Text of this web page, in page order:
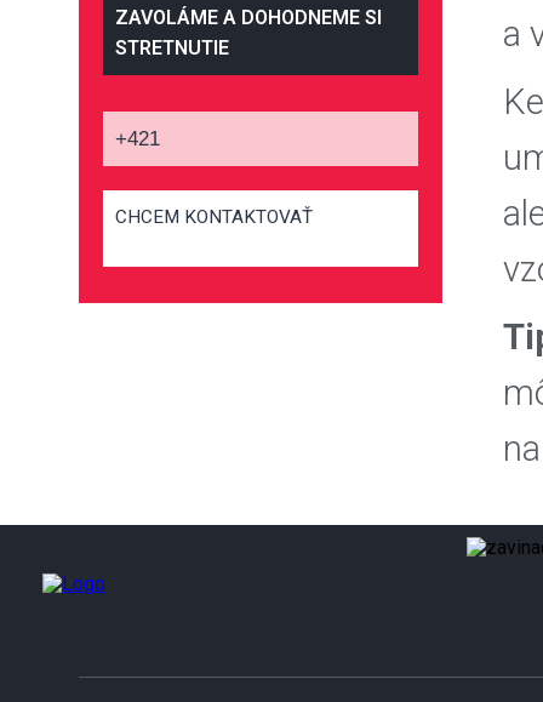
ZAVOLÁME A DOHODNEME SI
STRETNUTIE
CHCEM KONTAKTOVAŤ
a